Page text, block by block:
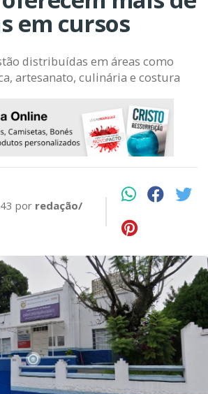
em cursos
distribuídas em áreas como
artesanato, culinária e costura
por redação/